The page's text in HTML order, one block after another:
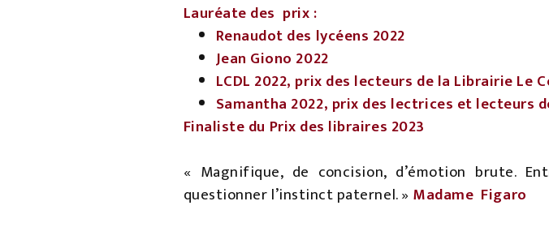
Lauréate des prix :
Renaudot des lycéens 2022
Jean Giono 2022
LCDL 2022, prix des lecteurs de la Librairie Le
Samantha 2022, prix des lectrices et lecteurs
Finaliste du Prix des libraires 2023
« Magnifique, de concision, d’émotion brute.
questionner l’instinct paternel. » Madame Figaro